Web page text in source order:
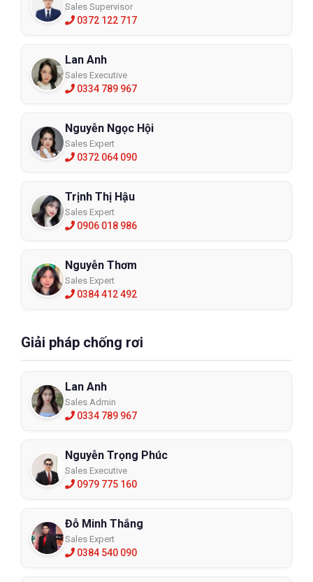
Sales Supervisor
0372 122 717
Lan Anh
Sales Executive
0334 789 967
Nguyễn Ngọc Hội
Sales Expert
0372 064 090
Trịnh Thị Hậu
Sales Expert
0906 018 986
Nguyễn Thơm
Sales Expert
0384 412 492
Giải pháp chống rơi
Lan Anh
Sales Admin
0334 789 967
Nguyễn Trọng Phúc
Sales Executive
0979 775 160
Đỗ Minh Thắng
Sales Expert
0384 540 090